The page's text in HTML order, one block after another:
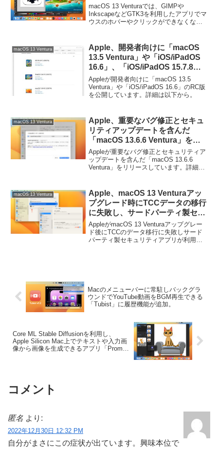
い不具合があるので注意を。
macOS 13 Venturaでは、GIMPや
InkscapeなどGTK3を利用したアプリでマ
ウスのホバーやクリックができなくなる
macOS 13 Ventura
Apple、開発者向けに「macOS
13.5 Ventura」や「iOS/iPadOS
16.6」、「iOS/iPadOS 15.7.8」
のRC版を公開。
Appleが開発者向けに「macOS 13.5
Ventura」や「iOS/iPadOS 16.6」のRC版
を公開しています。詳細は以下から。
macOS 13 Ventura
Apple、重要なバグ修正とセキュ
リティアップデートを含んだ
「macOS 13.6.6 Ventura」をリ
リース。
Appleが重要なバグ修正とセキュリティア
ップデートを含んだ「macOS 13.6.6
Ventura」をリリースしています。詳細は
macOS 13 Ventura
Apple、macOS 13 Venturaアッ
プグレード時にTCCデータの移行
に失敗し、サードパーティ製セキ
ュリティアプリがフルディスクア
クセス権を得られず利用できなく
なる不具合を今後のアップデート
AppleがmacOS 13 Venturaアップグレー
ド後にTCCのデータ移行に失敗しサード
パーティ製セキュリティアプリが利用で
Macのメニューバーに常駐しバックグラ
ウンドでYouTube動画をBGM再生できる
「Tubist」に履歴機能が追加。
Core ML Stable Diffusionを利用し、
Apple Silicon Mac上でテキストや入力画
像から画像を生成できるアプリ「Prompt
コメント
匿名 より:
2022年12月30日 12:32 PM
自分がまさにこの症状が出ています。興味本位で